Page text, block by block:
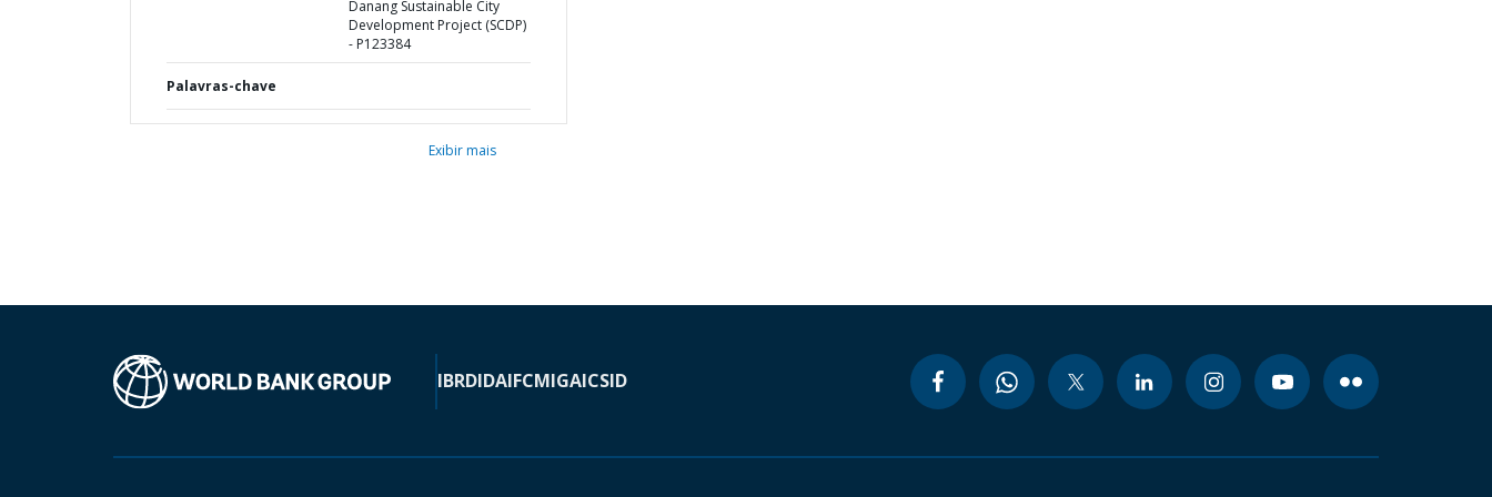
Danang Sustainable City
Development Project (SCDP)
- P123384
Palavras-chave
Exibir mais
IBRDIDAIFCMIGAICSID